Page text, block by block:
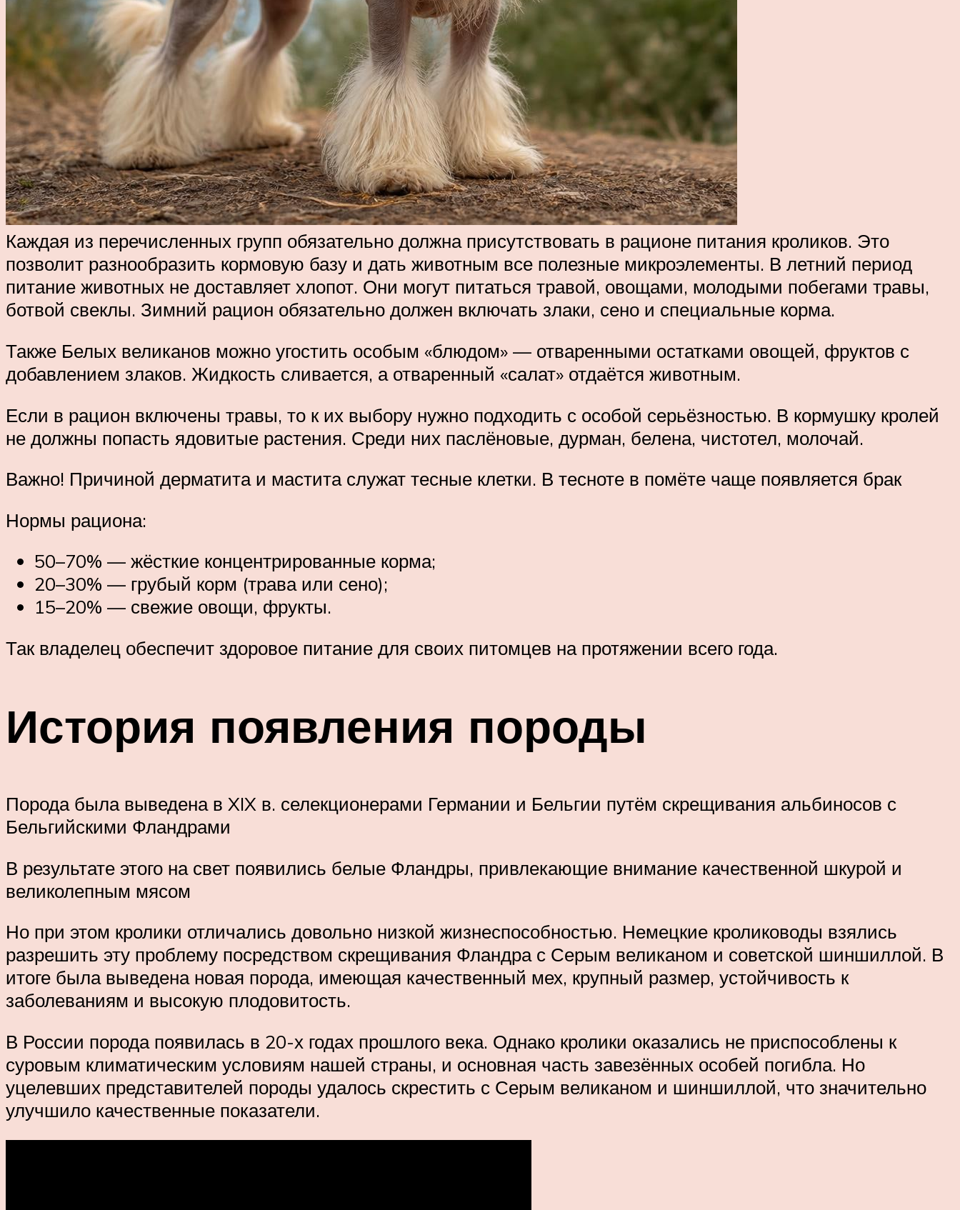
Каждая из перечисленных групп обязательно должна присутствовать в рационе питания кроликов. Это
позволит разнообразить кормовую базу и дать животным все полезные микроэлементы. В летний период
питание животных не доставляет хлопот. Они могут питаться травой, овощами, молодыми побегами травы,
ботвой свеклы. Зимний рацион обязательно должен включать злаки, сено и специальные корма.
Также Белых великанов можно угостить особым «блюдом» — отваренными остатками овощей, фруктов с
добавлением злаков. Жидкость сливается, а отваренный «салат» отдаётся животным.
Если в рацион включены травы, то к их выбору нужно подходить с особой серьёзностью. В кормушку кролей
не должны попасть ядовитые растения. Среди них паслёновые, дурман, белена, чистотел, молочай.
Важно! Причиной дерматита и мастита служат тесные клетки. В тесноте в помёте чаще появляется брак
Нормы рациона:
50–70% — жёсткие концентрированные корма;
20–30% — грубый корм (трава или сено);
15–20% — свежие овощи, фрукты.
Так владелец обеспечит здоровое питание для своих питомцев на протяжении всего года.
История появления породы
Порода была выведена в XIX в. селекционерами Германии и Бельгии путём скрещивания альбиносов с
Бельгийскими Фландрами
В результате этого на свет появились белые Фландры, привлекающие внимание качественной шкурой и
великолепным мясом
Но при этом кролики отличались довольно низкой жизнеспособностью. Немецкие кролиководы взялись
разрешить эту проблему посредством скрещивания Фландра с Серым великаном и советской шиншиллой. В
итоге была выведена новая порода, имеющая качественный мех, крупный размер, устойчивость к
заболеваниям и высокую плодовитость.
В России порода появилась в 20-х годах прошлого века. Однако кролики оказались не приспособлены к
суровым климатическим условиям нашей страны, и основная часть завезённых особей погибла. Но
уцелевших представителей породы удалось скрестить с Серым великаном и шиншиллой, что значительно
улучшило качественные показатели.